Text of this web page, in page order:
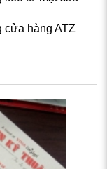
cửa hàng ATZ